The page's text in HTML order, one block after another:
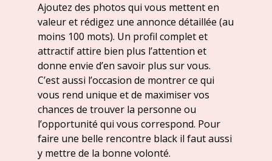
Ajoutez des photos qui vous mettent en
valeur et rédigez une annonce détaillée (au
moins 100 mots). Un profil complet et
attractif attire bien plus l’attention et
donne envie d’en savoir plus sur vous.
C’est aussi l’occasion de montrer ce qui
vous rend unique et de maximiser vos
chances de trouver la personne ou
l’opportunité qui vous correspond. Pour
faire une belle rencontre black il faut aussi
y mettre de la bonne volonté.